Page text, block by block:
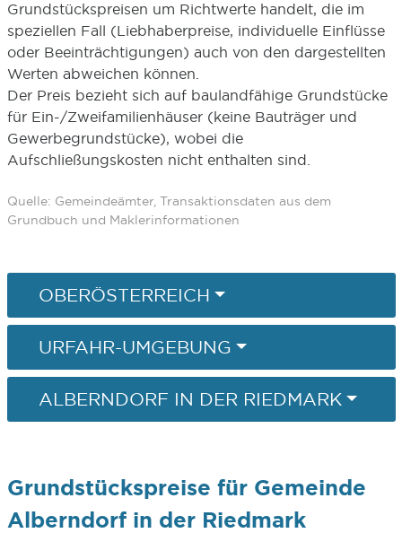
Grundstückspreisen um Richtwerte handelt, die im
speziellen Fall (Liebhaberpreise, individuelle Einflüsse
oder Beeinträchtigungen) auch von den dargestellten
Werten abweichen können.
Der Preis bezieht sich auf baulandfähige Grundstücke
für Ein-/Zweifamilienhäuser (keine Bauträger und
Gewerbegrundstücke), wobei die
Aufschließungskosten nicht enthalten sind.
Quelle: Gemeindeämter, Transaktionsdaten aus dem
Grundbuch und Maklerinformationen
OBERÖSTERREICH
URFAHR-UMGEBUNG
ALBERNDORF IN DER RIEDMARK
Grundstückspreise für Gemeinde
Alberndorf in der Riedmark